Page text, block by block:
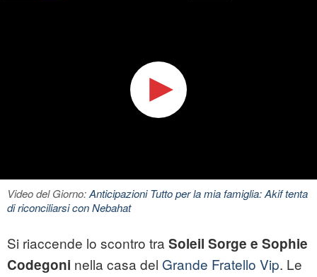
Video del Giorno:Anticipazioni Tutto per la mia famiglia: Akif tenta
di riconciliarsi con Nebahat
Si riaccende lo scontro tra Soleil Sorge e Sophie
Codegoni nella casa del Grande Fratello Vip. Le